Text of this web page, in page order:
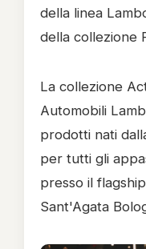
della linea
della collezione
La collezione
Automobili
prodotti nati
per tutti gli
presso il
Sant'Agata